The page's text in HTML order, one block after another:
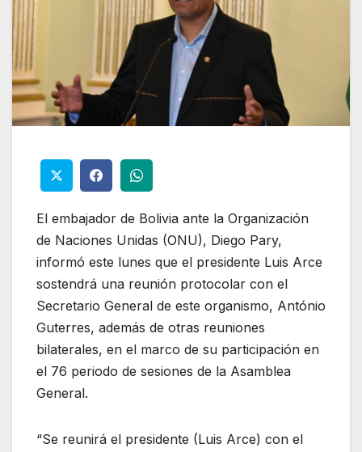
El embajador de Bolivia ante la Organización
de Naciones Unidas (ONU), Diego Pary,
informó este lunes que el presidente Luis Arce
sostendrá una reunión protocolar con el
Secretario General de este organismo, António
Guterres, además de otras reuniones
bilaterales, en el marco de su participación en
el 76 periodo de sesiones de la Asamblea
General.
“Se reunirá el presidente (Luis Arce) con el